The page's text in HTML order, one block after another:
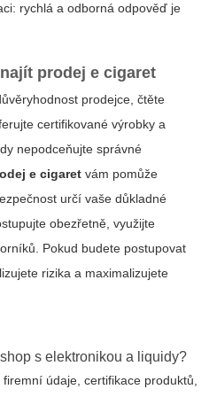
rychlá a odborná odpověď je
prodej e cigaret
prodejce, čtěte
certifikované výrobky a
nepodceňujte správné
e cigaret vám pomůže
určí vaše důkladné
obezřetně, využijte
Pokud budete postupovat
rizika a maximalizujete
s elektronikou a liquidy?
údaje, certifikace produktů,